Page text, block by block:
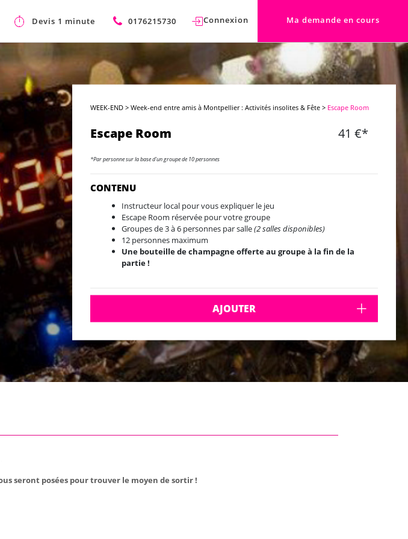
Devis 1 minute 0176215730 Connexion Ma demande en cours
WEEK-END >Week-end entre amis à Montpellier : Activités insolites & Fête > Escape Room
Escape Room 41 €*
*Par personne sur la base d'un groupe de 10 personnes
CONTENU
Instructeur local pour vous expliquer le jeu
Escape Room réservée pour votre groupe
Groupes de 3 à 6 personnes par salle(2 salles disponibles)
12 personnes maximum
Une bouteille de champagne offerte au groupe à la fin de la
partie !
AJOUTER
seront posées pour trouver le moyen de sortir !